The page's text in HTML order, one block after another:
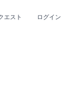
エスト ログイン